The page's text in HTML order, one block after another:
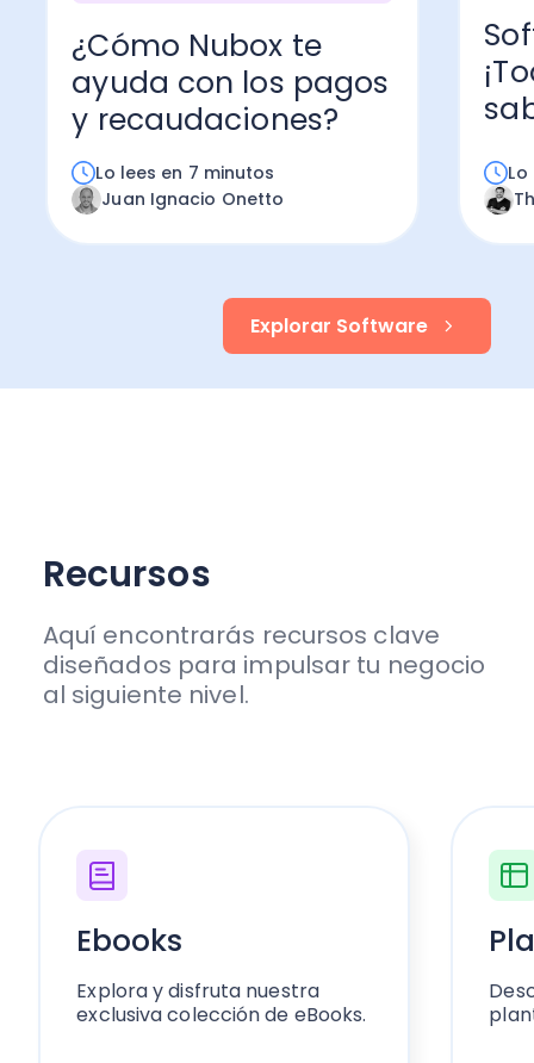
¿Cómo Nubox te
ayuda con los pagos
y recaudaciones?
Lo lees en 7 minutos
Juan Ignacio Onetto
Explorar Software
Recursos
Aquí encontrarás recursos clave
diseñados para impulsar tu negocio
al siguiente nivel.
Ebooks
Explora y disfruta nuestra
exclusiva colección de eBooks.